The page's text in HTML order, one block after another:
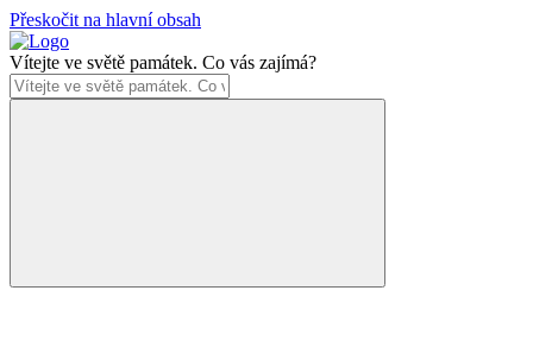
Přeskočit na hlavní obsah
Vítejte ve světě památek. Co vás zajímá?